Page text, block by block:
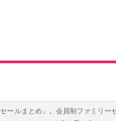
ールまとめ」。会員制ファミリ